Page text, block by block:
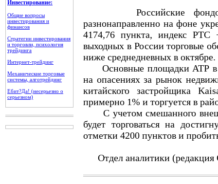
Инвестирование:
Общие вопросы
инвестирования и
финансов
Стратегии инвестирования
и торговли, психология
трейдинга
Интернет-трейдинг
Механические торговые
системы, алготрейдинг
Ебит?Да! (несерьезно о
серьезном)
Российские фондовые
разнонаправленно на фоне
4174,76 пункта, индекс РТС
выходных в России торговые
ниже среднедневных в октябре.
Основные площадки АТР в
на опасениях за рынок
китайского застройщика
примерно 1% и торгуется в
С учетом смешанного
будет торговаться на
отметки 4200 пунктов и
Отдел аналитики (редакция